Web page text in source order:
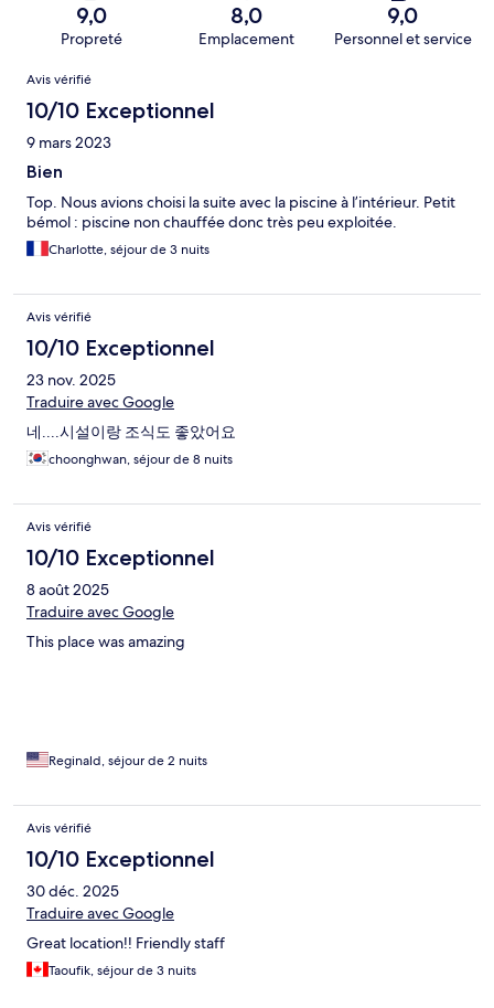
9,0
Propreté
8,0
Emplacement
9,0
Personnel et service
Avis
Avis vérifié
10/10 Exceptionnel
9 mars 2023
Bien
Top. Nous avions choisi la suite avec la piscine à l’intérieur. Petit
bémol : piscine non chauffée donc très peu exploitée.
Charlotte, séjour de 3 nuits
Avis vérifié
10/10 Exceptionnel
23 nov. 2025
Traduire avec Google
네....시설이랑 조식도 좋았어요
choonghwan, séjour de 8 nuits
Avis vérifié
10/10 Exceptionnel
8 août 2025
Traduire avec Google
This place was amazing
Reginald, séjour de 2 nuits
Avis vérifié
10/10 Exceptionnel
30 déc. 2025
Traduire avec Google
Great location!! Friendly staff
Taoufik, séjour de 3 nuits